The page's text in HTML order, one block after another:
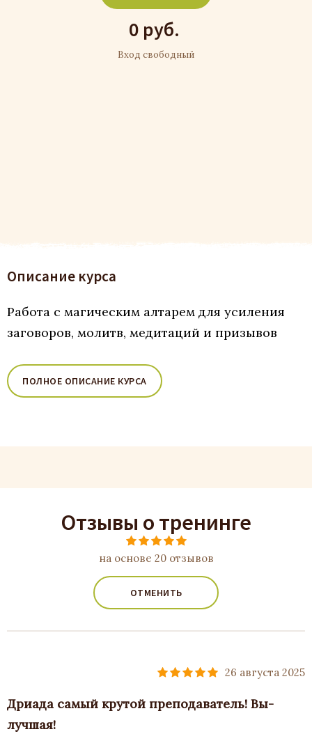
0 руб.
Вход свободный
Описание курса
Работа с магическим алтарем для усиления
заговоров, молитв, медитаций и призывов
ПОЛНОЕ ОПИСАНИЕ КУРСА
Отзывы о тренинге
на основе 20 отзывов
ОТМЕНИТЬ
26 августа 2025
Дриада самый крутой преподаватель! Вы-
лучшая!